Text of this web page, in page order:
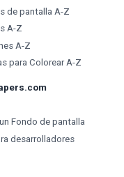
de pantalla A-Z
A-Z
A-Z
para Colorear A-Z
Fondo de pantalla
desarrolladores